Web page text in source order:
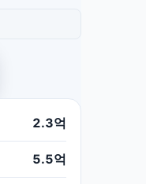
2.3억
5.5억